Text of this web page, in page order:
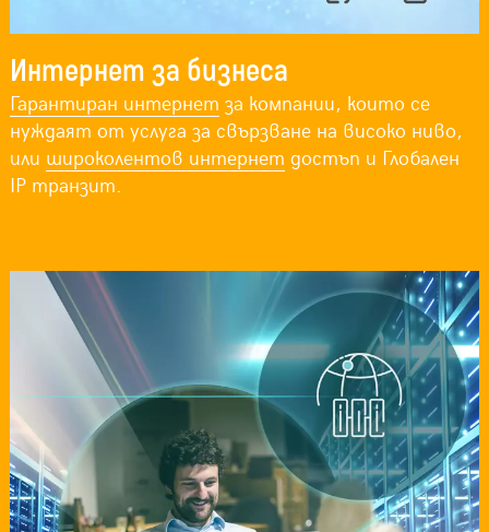
Интернет за бизнеса
Гарантиран интернет за компании, които се
нуждаят от услуга за свързване на високо ниво,
или широколентов интернет достъп и Глобален
IP транзит.